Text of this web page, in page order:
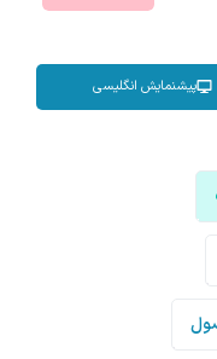
پیشنمایش انگلیسی